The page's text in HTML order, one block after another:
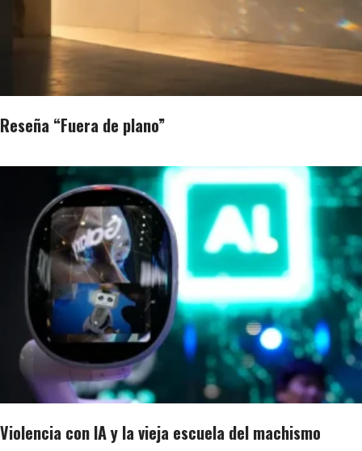
Reseña “Fuera de plano”
Violencia con IA y la vieja escuela del machismo